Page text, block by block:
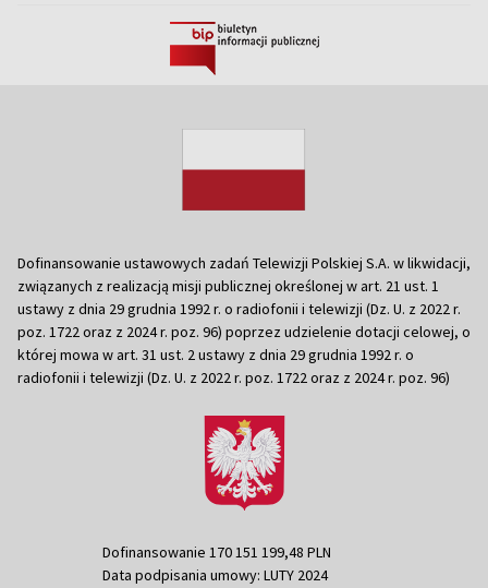
Dofinansowanie ustawowych zadań Telewizji Polskiej S.A. w likwidacji,
związanych z realizacją misji publicznej określonej w art. 21 ust. 1
ustawy z dnia 29 grudnia 1992 r. o radiofonii i telewizji (Dz. U. z 2022 r.
poz. 1722 oraz z 2024 r. poz. 96) poprzez udzielenie dotacji celowej, o
której mowa w art. 31 ust. 2 ustawy z dnia 29 grudnia 1992 r. o
radiofonii i telewizji (Dz. U. z 2022 r. poz. 1722 oraz z 2024 r. poz. 96)
Dofinansowanie 170 151 199,48 PLN
Data podpisania umowy: LUTY 2024